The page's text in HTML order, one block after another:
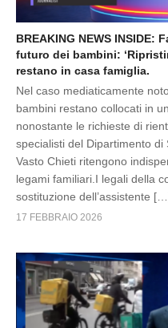
BREAKING NEWS
futuro dei bambini:
restano in casa famiglia.
Nel caso mediaticamente
bambini restano collocati in
nonostante le richieste di
specialisti del Dipartimento
Vasto Chieti ritengono
legami familiari.I legali della
sostituzione dell’assistente
17 FEBBRAIO 2026